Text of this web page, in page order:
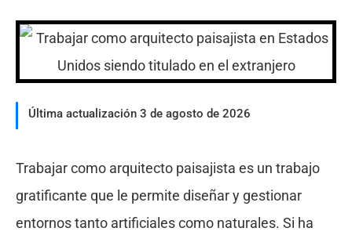
Última actualización 3 de agosto de 2026
Trabajar como arquitecto paisajista es un trabajo
gratificante que le permite diseñar y gestionar
entornos tanto artificiales como naturales. Si ha